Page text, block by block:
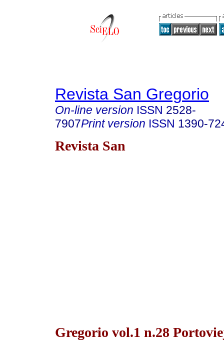
Revista San Gregorio
On-line version ISSN 2528-
7907Print version ISSN 1390-
Revista San
Gregorio vol.1 n.28